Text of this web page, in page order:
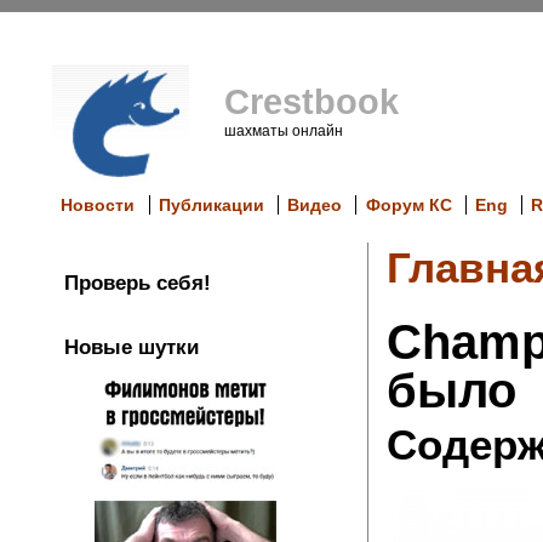
Crestbook
шахматы онлайн
Новости Публикации Видео Форум КС Eng
Проверь себя!
Новые шутки
было